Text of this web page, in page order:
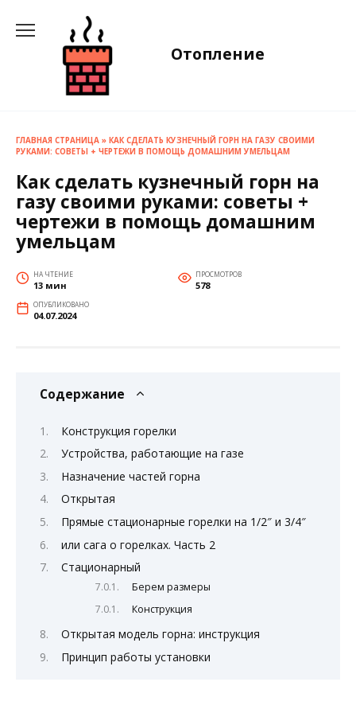
содержанию
Отопление
ГЛАВНАЯ СТРАНИЦА » КАК СДЕЛАТЬ КУЗНЕЧНЫЙ ГОРН НА ГАЗУ СВОИМИ
РУКАМИ: СОВЕТЫ + ЧЕРТЕЖИ В ПОМОЩЬ ДОМАШНИМ УМЕЛЬЦАМ
Как сделать кузнечный горн на
газу своими руками: советы +
чертежи в помощь домашним
умельцам
НА ЧТЕНИЕ
13 мин
ПРОСМОТРОВ
578
ОПУБЛИКОВАНО
04.07.2024
Содержание
Конструкция горелки
Устройства, работающие на газе
Назначение частей горна
Открытая
Прямые стационарные горелки на 1/2″ и 3/4″
или сага о горелках. Часть 2
Стационарный
Берем размеры
Конструкция
Открытая модель горна: инструкция
Принцип работы установки